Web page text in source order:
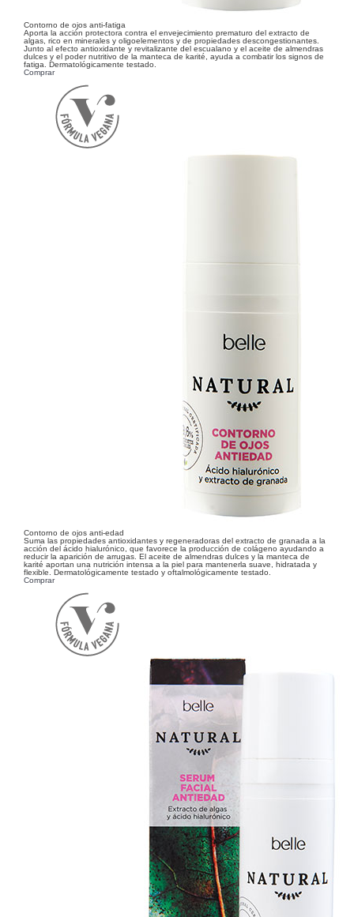
Contorno de ojos anti-fatiga
Aporta la acción protectora contra el envejecimiento prematuro del extracto de
algas, rico en minerales y oligoelementos y de propiedades descongestionantes.
Junto al efecto antioxidante y revitalizante del escualano y el aceite de almendras
dulces y el poder nutritivo de la manteca de karité, ayuda a combatir los signos de
fatiga. Dermatológicamente testado.
Comprar
Contorno de ojos anti-edad
Suma las propiedades antioxidantes y regeneradoras del extracto de granada a la
acción del ácido hialurónico, que favorece la producción de colágeno ayudando a
reducir la aparición de arrugas. El aceite de almendras dulces y la manteca de
karité aportan una nutrición intensa a la piel para mantenerla suave, hidratada y
flexible. Dermatológicamente testado y oftalmológicamente testado.
Comprar